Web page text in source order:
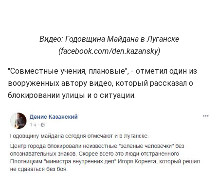
Видео: Годовщина Майдана в Луганске
(facebook.com/den.kazansky)
"Совместные учения, плановые", - отметил один из
вооруженных автору видео, который рассказал о
блокировании улицы и о ситуации.